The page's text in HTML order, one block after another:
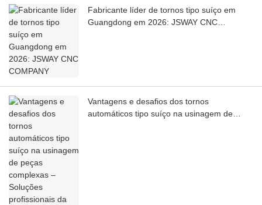
Fabricante líder de tornos tipo suíço em
Guangdong em 2026: JSWAY CNC
Vantagens e desafios dos tornos
automáticos tipo suíço na usinagem de